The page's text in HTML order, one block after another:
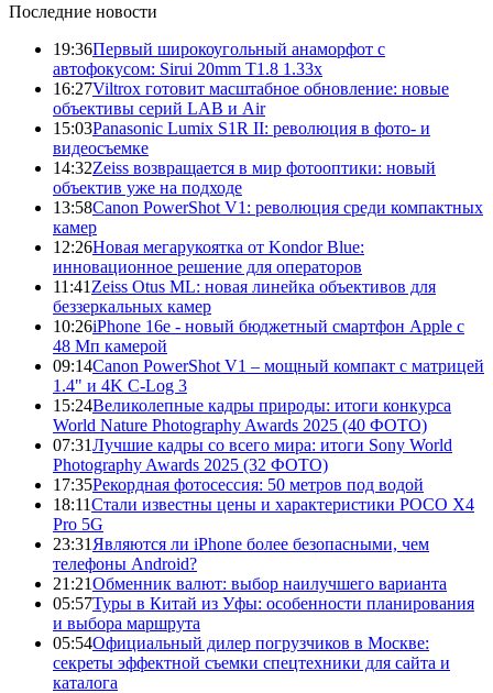
Последние новости
19:36Первый широкоугольный анаморфот с
автофокусом: Sirui 20mm T1.8 1.33x
16:27Viltrox готовит масштабное обновление: новые
объективы серий LAB и Air
15:03Panasonic Lumix S1R II: революция в фото- и
видеосъемке
14:32Zeiss возвращается в мир фотооптики: новый
объектив уже на подходе
13:58Canon PowerShot V1: революция среди компактных
камер
12:26Новая мегарукоятка от Kondor Blue:
инновационное решение для операторов
11:41 Zeiss Otus ML: новая линейка объективов для
беззеркальных камер
10:26iPhone 16e - новый бюджетный смартфон Apple с
48 Мп камерой
09:14Canon PowerShot V1 – мощный компакт с матрицей
1.4" и 4K C-Log 3
15:24Великолепные кадры природы: итоги конкурса
World Nature Photography Awards 2025 (40 ФОТО)
07:31Лучшие кадры со всего мира: итоги Sony World
Photography Awards 2025 (32 ФОТО)
17:35Рекордная фотосессия: 50 метров под водой
18:11Стали известны цены и характеристики POCO X4
Pro 5G
23:31 Являются ли iPhone более безопасными, чем
телефоны Android?
21:21Обменник валют: выбор наилучшего варианта
05:57Туры в Китай из Уфы: особенности планирования
и выбора маршрута
05:54Официальный дилер погрузчиков в Москве:
секреты эффектной съемки спецтехники для сайта и
каталога